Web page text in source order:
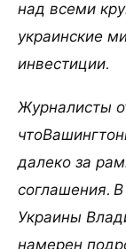
над всеми
украинские
инвестиции.
Журналисты
далеко за
соглашения.
Украины
намерен